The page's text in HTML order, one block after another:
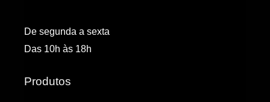
De segunda a sexta
Das 10h às 18h
Produtos